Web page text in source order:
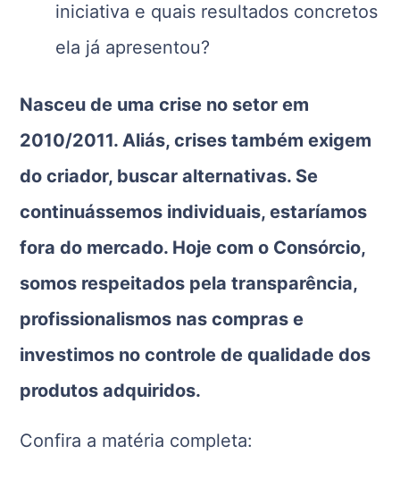
iniciativa e quais resultados concretos
ela já apresentou?
Nasceu de uma crise no setor em
2010/2011. Aliás, crises também exigem
do criador, buscar alternativas. Se
continuássemos individuais, estaríamos
fora do mercado. Hoje com o Consórcio,
somos respeitados pela transparência,
profissionalismos nas compras e
investimos no controle de qualidade dos
produtos adquiridos.
Confira a matéria completa: